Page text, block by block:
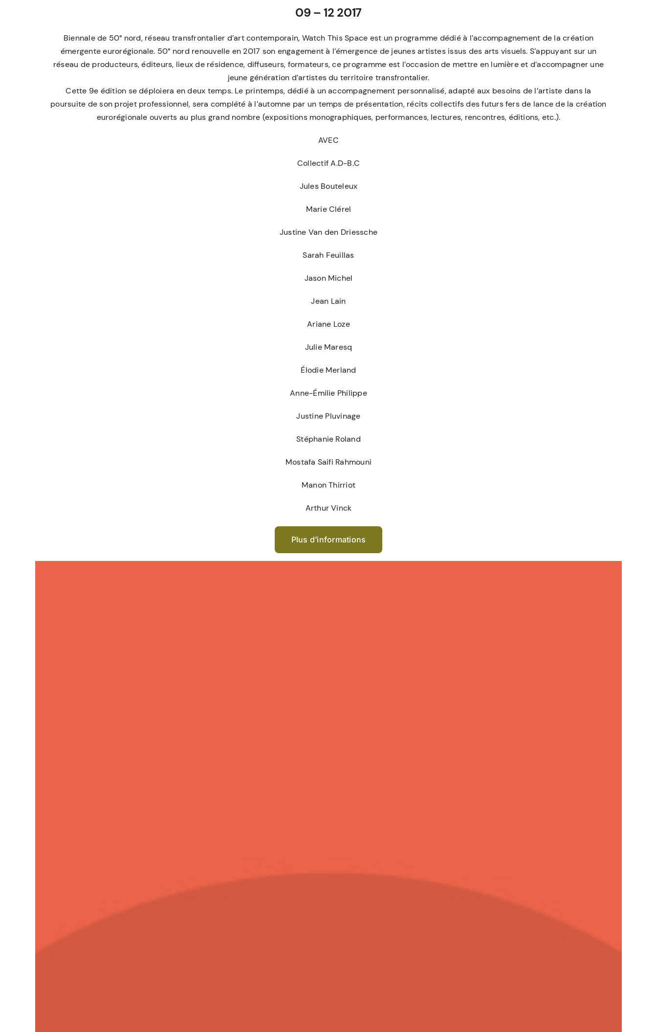
09 – 12 2017
Biennale de 50° nord, réseau transfrontalier d’art contemporain, Watch This Space est un programme dédié à l’accompagnement de la création
émergente eurorégionale. 50° nord renouvelle en 2017 son engagement à l’émergence de jeunes artistes issus des arts visuels. S’appuyant sur un
réseau de producteurs, éditeurs, lieux de résidence, diffuseurs, formateurs, ce programme est l’occasion de mettre en lumière et d’accompagner une
jeune génération d’artistes du territoire transfrontalier.
Cette 9e édition se déploiera en deux temps. Le printemps, dédié à un accompagnement personnalisé, adapté aux besoins de l’artiste dans la
poursuite de son projet professionnel, sera complété à l’automne par un temps de présentation, récits collectifs des futurs fers de lance de la création
eurorégionale ouverts au plus grand nombre (expositions monographiques, performances, lectures, rencontres, éditions, etc.).
AVEC
Collectif A.D-B.C
Jules Bouteleux
Marie Clérel
Justine Van den Driessche
Sarah Feuillas
Jason Michel
Jean Lain
Ariane Loze
Julie Maresq
Élodie Merland
Anne-Émilie Philippe
Justine Pluvinage
Stéphanie Roland
Mostafa Saifi Rahmouni
Manon Thirriot
Arthur Vinck
Plus d’informations